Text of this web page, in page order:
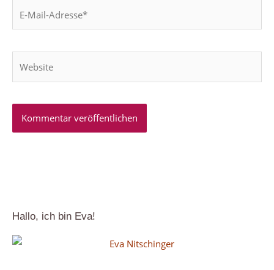
Mail-
Hallo, ich bin Eva!